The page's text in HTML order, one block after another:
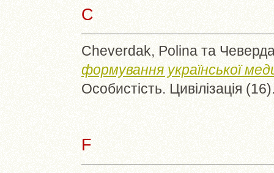
C
Cheverdak, Polina та
формування української
Особистість. Цивілізація
F